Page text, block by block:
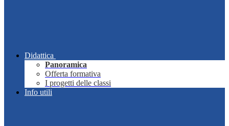
Didattica
Panoramica
Offerta formativa
I progetti delle classi
Info utili